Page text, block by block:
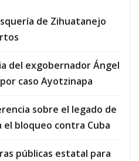
de Zihuatanejo
del exgobernador Ángel
caso Ayotzinapa
sobre el legado de
el bloqueo contra Cuba
públicas estatal para